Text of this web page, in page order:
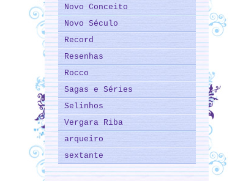
Novo Conceito
Novo Século
Record
Resenhas
Rocco
Sagas e Séries
Selinhos
Vergara Riba
arqueiro
sextante